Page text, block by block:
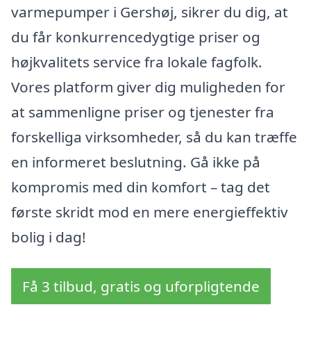
varmepumper i Gershøj, sikrer du dig, at
du får konkurrencedygtige priser og
højkvalitets service fra lokale fagfolk.
Vores platform giver dig muligheden for
at sammenligne priser og tjenester fra
forskelliga virksomheder, så du kan træffe
en informeret beslutning. Gå ikke på
kompromis med din komfort – tag det
første skridt mod en mere energieffektiv
bolig i dag!
Få 3 tilbud, gratis og uforpligtende